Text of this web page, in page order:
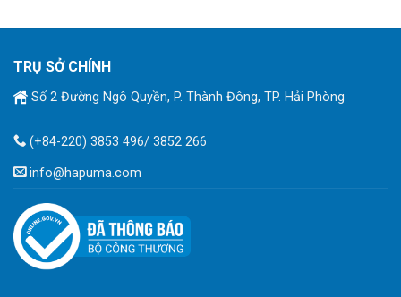
TRỤ SỞ CHÍNH
Số 2 Đường Ngô Quyền, P. Thành Đông, TP. Hải Phòng
(+84-220) 3853 496/ 3852 266
info@hapuma.com